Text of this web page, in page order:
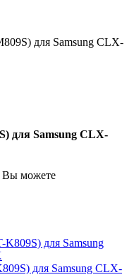
для Samsung CLX-
для Samsung CLX-
Вы можете
для Samsung CLX-